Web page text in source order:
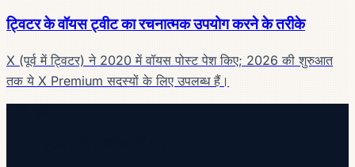
ट्विटर के वॉयस ट्वीट का रचनात्मक उपयोग करने के तरीके
X (पूर्व में ट्विटर) ने 2020 में वॉयस पोस्ट पेश किए; 2026 की शुरुआत
तक ये X Premium सदस्यों के लिए उपलब्ध हैं।